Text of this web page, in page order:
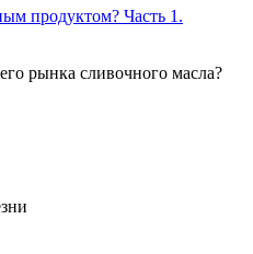
продуктом? Часть 1.
рынка сливочного масла?